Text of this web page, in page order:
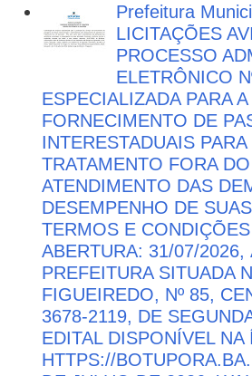
Prefeitura
LICITAÇÕES
PROCESSO
ELETRÔNICO
ESPECIALIZADA PARA
FORNECIMENTO DE
INTERESTADUAIS
TRATAMENTO FORA
ATENDIMENTO DAS
DESEMPENHO DE
TERMOS E
ABERTURA: 31/07/
PREFEITURA SITUADA
FIGUEIREDO, Nº 85,
3678-2119, DE
EDITAL DISPONÍVEL
HTTPS://